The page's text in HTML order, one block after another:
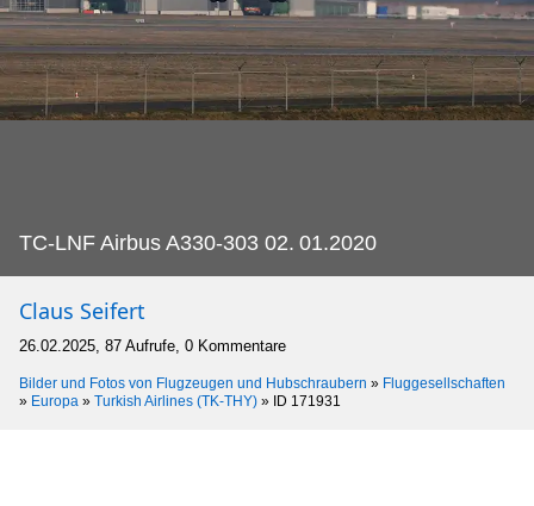
TC-LNF Airbus A330-303 02. 01.2020
Claus Seifert
26.02.2025, 87 Aufrufe, 0 Kommentare
Bilder und Fotos von Flugzeugen und Hubschraubern » Fluggesellschaften
» Europa » Turkish Airlines (TK-THY) » ID 171931